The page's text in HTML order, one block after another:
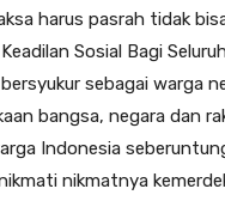
harus pasrah tidak
Sosial Bagi
sebagai warga
bangsa, negara dan
Indonesia
nikmatnya